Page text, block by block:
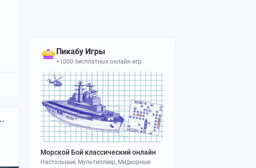
Пикабу Игры
+1000 бесплатных онлайн игр
Морской Бой классический онлайн
Настольные, Мультиплеер, Мидкорные